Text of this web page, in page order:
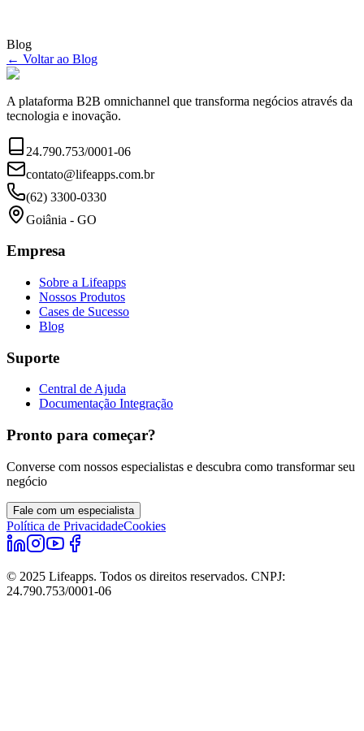
Blog
← Voltar ao Blog
A plataforma B2B omnichannel que transforma negócios através da
tecnologia e inovação.
24.790.753/0001-06
contato@lifeapps.com.br
(62) 3300-0330
Goiânia - GO
Empresa
Sobre a Lifeapps
Nossos Produtos
Cases de Sucesso
Blog
Suporte
Central de Ajuda
Documentação Integração
Pronto para começar?
Converse com nossos especialistas e descubra como transformar seu
negócio
Fale com um especialista
Política de PrivacidadeCookies
© 2025 Lifeapps. Todos os direitos reservados. CNPJ:
24.790.753/0001-06